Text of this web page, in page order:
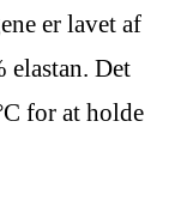
er lavet af
elastan. Det
for at holde